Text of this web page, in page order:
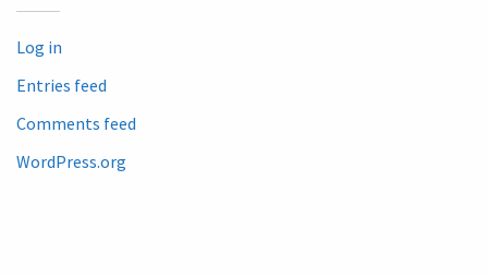
Log in
Entries feed
Comments feed
WordPress.org